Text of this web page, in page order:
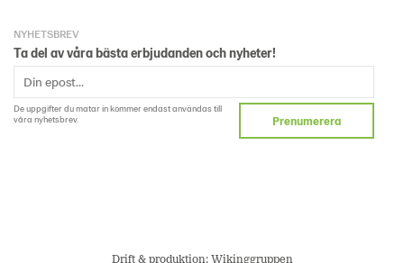
NYHETSBREV
Ta del av våra bästa erbjudanden och nyheter!
De uppgifter du matar in kommer endast användas till
våra nyhetsbrev.
Prenumerera
Drift & produktion:Wikinggruppen